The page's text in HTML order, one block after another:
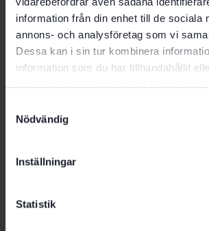
information från din enhet till de sociala
annons- och analysföretag som vi
Dessa kan i sin tur kombinera
information som du har tillhandahållit
Nödvändig
Inställningar
Statistik
629kr
Festool
HU 10M
353kr
Festool